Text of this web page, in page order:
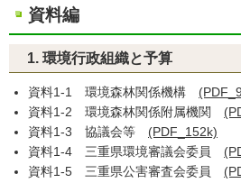
資料編
1. 環境行政組織と予算
資料1-1 環境森林関係機構
資料1-2 環境森林関係附属機関
資料1-3 協議会等 (PDF_152k)
資料1-4 三重県環境審議会委員
資料1-5 三重県公害審査会委員